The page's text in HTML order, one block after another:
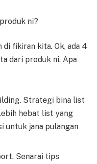
ni?
di fikiran kita. Ok, ada 4
dari produk ni. Apa
Strategi bina list
hebat list yang
untuk jana pulangan
Senarai tips